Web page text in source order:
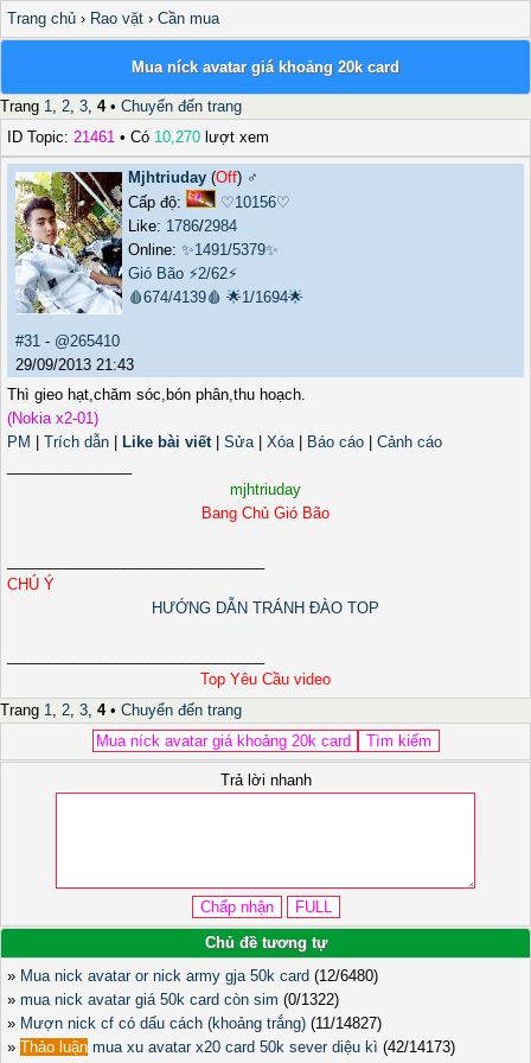
Trang chủ › Rao vặt › Cần mua
Mua níck avatar giá khoảng 20k card
Trang 1, 2, 3, 4• Chuyển đến trang
ID Topic: 21461 • Có 10,270 lượt xem
Mjhtriuday (Off) ♂️
Cấp độ:
♡10156♡
Like: 1786/2984
Online: ✨1491/5379✨
Gió Bão ⚡2/62⚡
🩸674/4139🩸 🌟1/1694🌟
#31 - @265410
29/09/2013 21:43
Thì gieo hạt,chăm sóc,bón phân,thu hoạch.
(Nokia x2-01)
PM
Trích dẫn Like bài viết| Sửa| Xóa| Báo cáo
Cảnh cáo
mjhtriuday
Bang Chủ Gió Bão
CHÚ Ý
HƯỚNG DẪN TRÁNH ĐÀO TOP
Top Yêu Cầu video
Trang 1, 2, 3, 4• Chuyển đến trang
Trả lời nhanh
Chủ đề tương tự
» Mua nick avatar or nick army gja 50k card (12/6480)
» mua nick avatar giá 50k card còn sim (0/1322)
» Mượn nick cf có dấu cách (khoảng trắng) (11/14827)
» Thảo luận mua xu avatar x20 card 50k sever diệu kì (42/14173)